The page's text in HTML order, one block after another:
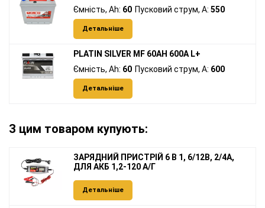
Ємність, Ah: 60 Пусковий струм, A: 550
Детальніше
PLATIN SILVER MF 60AH 600A L+
Ємність, Ah: 60 Пусковий струм, A: 600
Детальніше
З цим товаром купують:
ЗАРЯДНИЙ ПРИСТРІЙ 6 В 1, 6/12В, 2/4А,
ДЛЯ АКБ 1,2-120 А/Г
Детальніше